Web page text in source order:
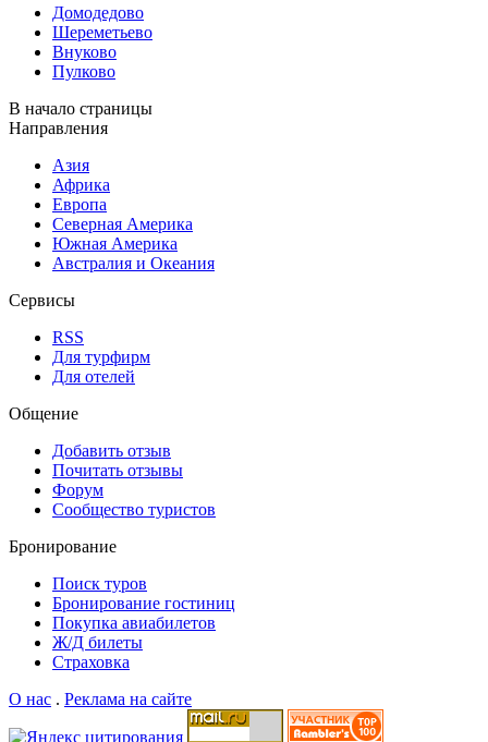
Домодедово
Шереметьево
Внуково
Пулково
В начало страницы
Направления
Азия
Африка
Европа
Северная Америка
Южная Америка
Австралия и Океания
Сервисы
RSS
Для турфирм
Для отелей
Общение
Добавить отзыв
Почитать отзывы
Форум
Сообщество туристов
Бронирование
Поиск туров
Бронирование гостиниц
Покупка авиабилетов
Ж/Д билеты
Страховка
О нас . Реклама на сайте